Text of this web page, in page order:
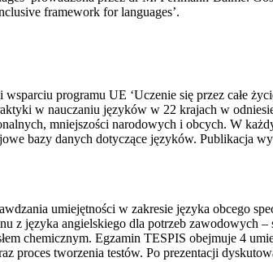
framework for languages’.
programu UE ‘Uczenie się przez całe
w nauczaniu języków w 22 krajach w
mniejszości narodowych i obcych. W
bazy danych dotyczące języków. Publikacja
umiejętności w zakresie języka obcego
z języka angielskiego dla potrzeb zawodowych
chemicznym. Egzamin TESPIS obejmuje 4
proces tworzenia testów. Po prezentacji